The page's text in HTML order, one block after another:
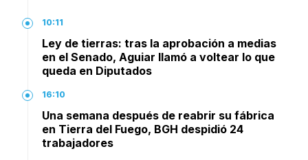
10:11
Ley de tierras: tras la aprobación a medias
en el Senado, Aguiar llamó a voltear lo que
queda en Diputados
16:10
Una semana después de reabrir su fábrica
en Tierra del Fuego, BGH despidió 24
trabajadores